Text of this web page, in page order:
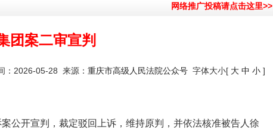
网络推广投稿请点击这里>>
团案二审宣判
：2026-05-28 来源： 重庆市高级人民法院公众号 字体大小[ 大 中 小 ]
开宣判，裁定驳回上诉，维持原判，并依法核准被告人徐
开始实施